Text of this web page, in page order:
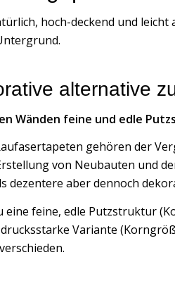
hoch-deckend und
alternative
Wänden feine und edle
gehören der
von Neubauten und
dezentere aber dennoch
eine feine, edle Putzstruktur
Variante